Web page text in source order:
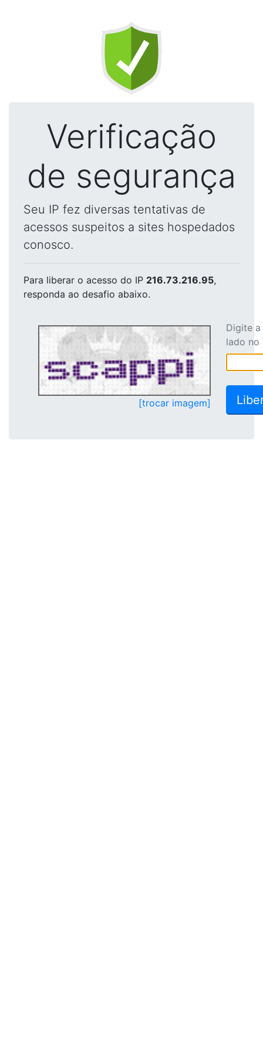
Verificação
de segurança
Seu IP fez diversas tentativas de
acessos suspeitos a sites hospedados
conosco.
Para liberar o acesso do IP 216.73.216.95,
responda ao desafio abaixo.
[trocar imagem]
Digite
lado no